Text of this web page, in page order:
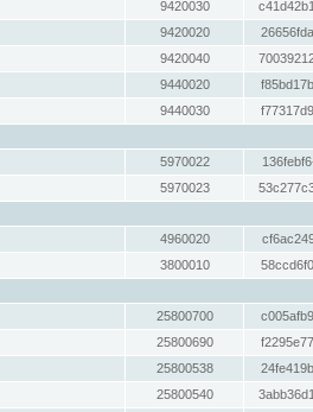
9420030
9420020
9420040
9440020
9440030
5970022
5970023
4960020
3800010
25800700
25800690
25800538
25800540